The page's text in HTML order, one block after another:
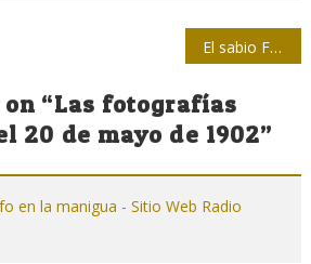
El sabio Felipe Poey, cubano de ciencias y letras
“Las fotografías
20 de mayo de 1902”
en la manigua - Sitio Web Radio